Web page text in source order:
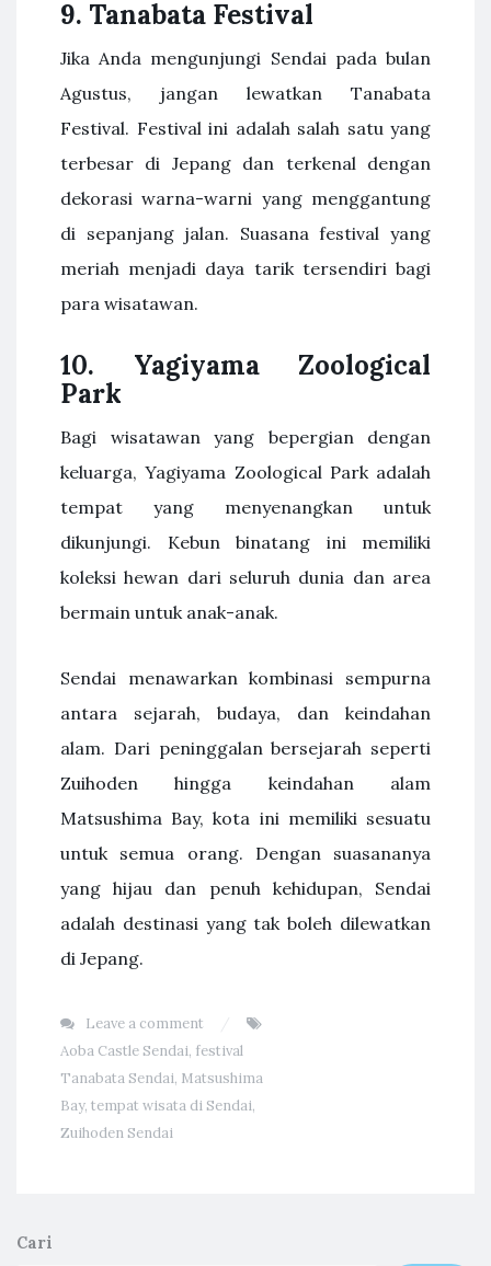
9. Tanabata Festival
Jika Anda mengunjungi Sendai pada bulan
Agustus, jangan lewatkan Tanabata
Festival. Festival ini adalah salah satu yang
terbesar di Jepang dan terkenal dengan
dekorasi warna-warni yang menggantung
di sepanjang jalan. Suasana festival yang
meriah menjadi daya tarik tersendiri bagi
para wisatawan.
10. Yagiyama Zoological
Park
Bagi wisatawan yang bepergian dengan
keluarga, Yagiyama Zoological Park adalah
tempat yang menyenangkan untuk
dikunjungi. Kebun binatang ini memiliki
koleksi hewan dari seluruh dunia dan area
bermain untuk anak-anak.
Sendai menawarkan kombinasi sempurna
antara sejarah, budaya, dan keindahan
alam. Dari peninggalan bersejarah seperti
Zuihoden hingga keindahan alam
Matsushima Bay, kota ini memiliki sesuatu
untuk semua orang. Dengan suasananya
yang hijau dan penuh kehidupan, Sendai
adalah destinasi yang tak boleh dilewatkan
di Jepang.
Leave a comment
Aoba Castle Sendai, festival
Tanabata Sendai, Matsushima
Bay, tempat wisata di Sendai,
Zuihoden Sendai
Cari